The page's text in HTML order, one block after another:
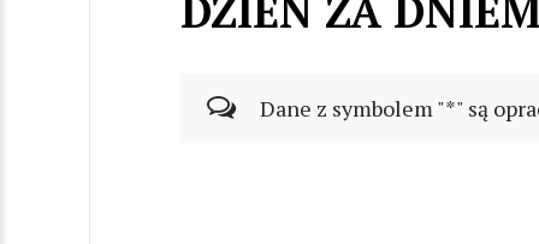
DZIEN ZA
Dane z symbolem "*" są